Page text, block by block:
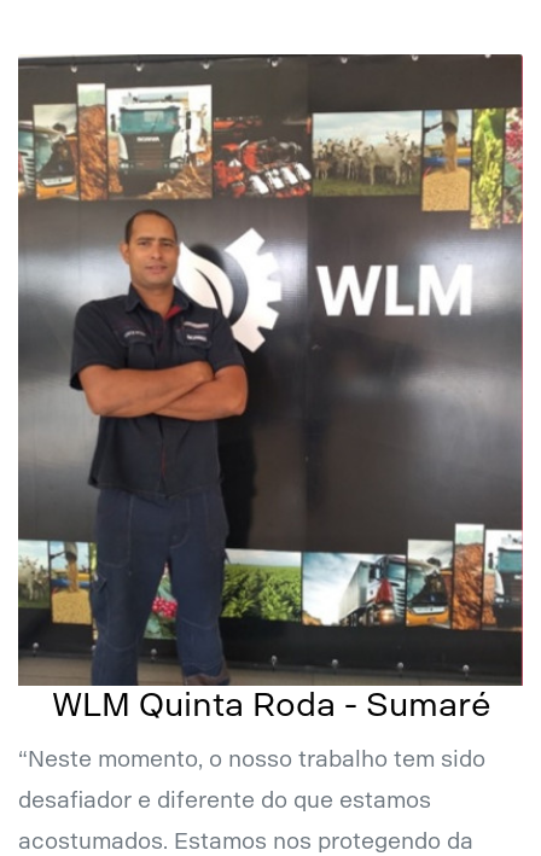
WLM Quinta Roda - Sumaré
“Neste momento, o nosso trabalho tem sido
desafiador e diferente do que estamos
acostumados. Estamos nos protegendo da